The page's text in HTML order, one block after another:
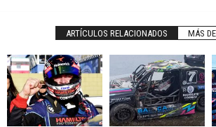
ARTÍCULOS RELACIONADOS MÁS